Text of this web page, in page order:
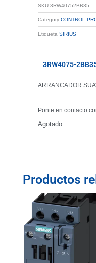
SKU 3RW40752BB35
Category CONTROL
Etiqueta SIRIUS
3RW4075-
ARRANCADOR
Ponte en contacto
Agotado
Productos